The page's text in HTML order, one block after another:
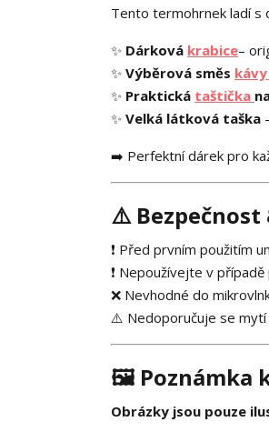
Tento termohrnek ladí s
✨ Dárková krabice–
✨ Výběrová směs kávy
✨ Praktická taštička
✨ Velká látková taška
➡️ Perfektní dárek pro
⚠️ Bezpečnost
❗ Před prvním použitím
❗ Nepoužívejte v
❌ Nevhodné do
⚠️ Nedoporučuje se mytí
🖼️ Poznámka
Obrázky jsou pouze